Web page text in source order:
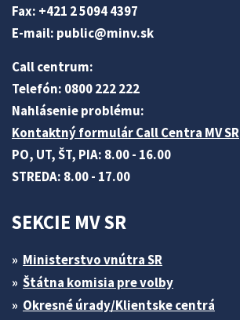
Fax: +421 2 5094 4397
E-mail: public@minv.sk
Call centrum:
Telefón: 0800 222 222
Nahlásenie problému:
Kontaktný formulár Call Centra MV SR
PO, UT, ŠT, PIA: 8.00 - 16.00
STREDA: 8.00 - 17.00
SEKCIE MV SR
Ministerstvo vnútra SR
Štátna komisia pre volby
Okresné úrady/Klientske centrá